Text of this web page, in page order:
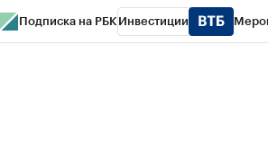
Подписка на РБК Инвестиции